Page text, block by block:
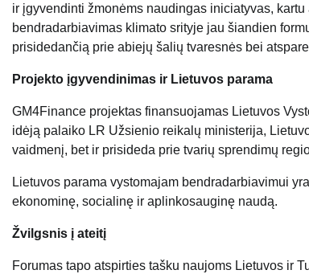
ir įgyvendinti žmonėms naudingas iniciatyvas,
bendradarbiavimas klimato srityje jau šiandien
prisidedančią prie abiejų šalių tvaresnės bei
Projekto įgyvendinimas ir Lietuvos parama
GM4Finance projektas finansuojamas Lietuvos
idėją palaiko LR Užsienio reikalų ministerija,
vaidmenį, bet ir prisideda prie tvarių sprendimų
Lietuvos parama vystomajam bendradarbiavimui
ekonominę, socialinę ir aplinkosauginę naudą.
Žvilgsnis į ateitį
Forumas tapo atspirties tašku naujoms Lietuvos ir